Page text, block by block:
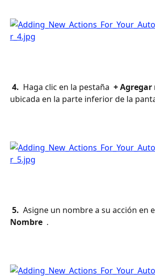
4. Haga clic en la pestaña + Agregar
ubicada en la parte inferior de la
5. Asigne un nombre a su acción en
Nombre .